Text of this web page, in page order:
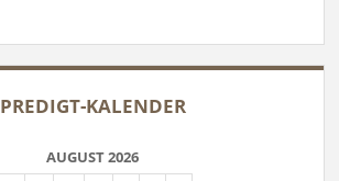
PREDIGT-KALENDER
AUGUST 2026